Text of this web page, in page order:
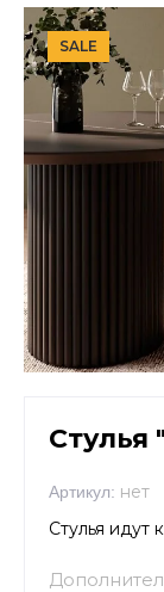
SALE
Стулья
Артикул: нет
Стулья идут